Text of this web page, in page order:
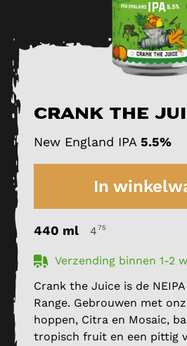
Crank the
New England IPA 5.5%
In
440 ml 475
Verzending binnen 1-2
Crank the Juice is de
Range. Gebrouwen met
hoppen, Citra en Mosaic,
tropisch fruit en een pittig